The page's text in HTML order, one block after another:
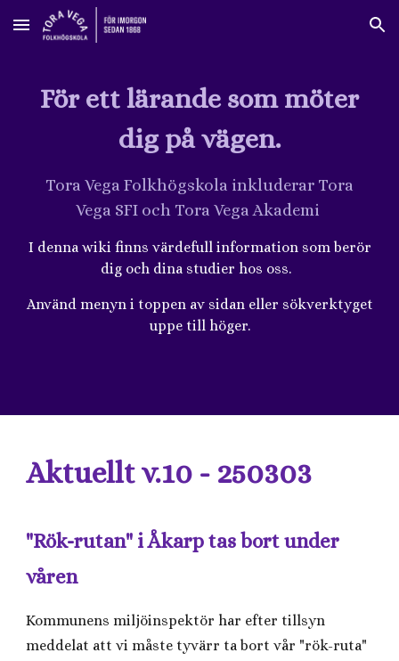
Skip to main content Skip to navigation
För ett lärande som möter
dig på vägen.
Tora Vega Folkhögskola inkluderar Tora
Vega SFI och Tora Vega Akademi
I denna wiki finns värdefull information som berör
dig och dina studier hos oss.
Använd menyn i toppen av sidan eller sökverktyget
uppe till höger.
Aktuellt v.10 - 250303
"Rök-rutan" i Åkarp tas bort under
våren
Kommunens miljöinspektör har efter tillsyn
meddelat att vi måste tyvärr ta bort vår "rök-ruta"